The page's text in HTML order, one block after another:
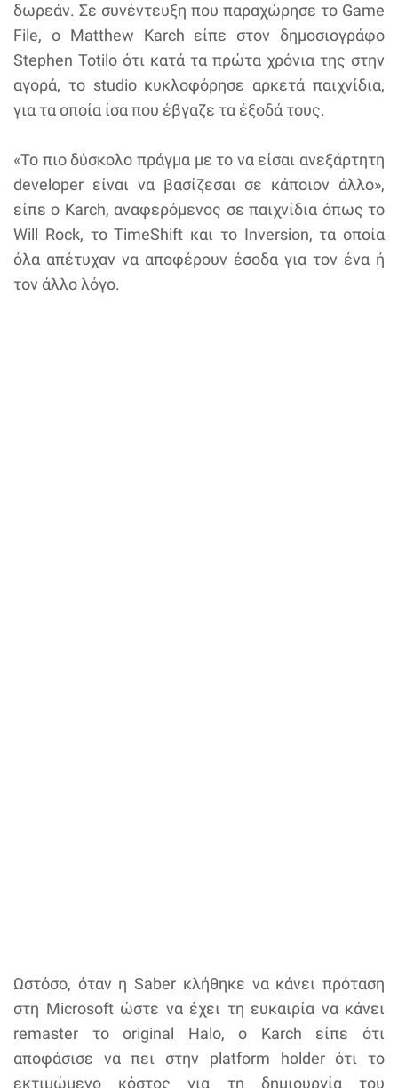
δωρεάν. Σε συνέντευξη που παραχώρησε το Game
File, o Matthew Karch είπε στον δημοσιογράφο
Stephen Totilo ότι κατά τα πρώτα χρόνια της στην
αγορά, το studio κυκλοφόρησε αρκετά παιχνίδια,
για τα οποία ίσα που έβγαζε τα έξοδά τους.
«Το πιο δύσκολο πράγμα με το να είσαι ανεξάρτητη
developer είναι να βασίζεσαι σε κάποιον άλλο»,
είπε ο Karch, αναφερόμενος σε παιχνίδια όπως το
Will Rock, το TimeShift και το Inversion, τα οποία
όλα απέτυχαν να αποφέρουν έσοδα για τον ένα ή
τον άλλο λόγο.
Ωστόσο, όταν η Saber κλήθηκε να κάνει πρόταση
στη Microsoft ώστε να έχει τη ευκαιρία να κάνει
remaster το original Halo, ο Karch είπε ότι
αποφάσισε να πει στην platform holder ότι το
εκτιμώμενο κόστος για τη δημιουργία του